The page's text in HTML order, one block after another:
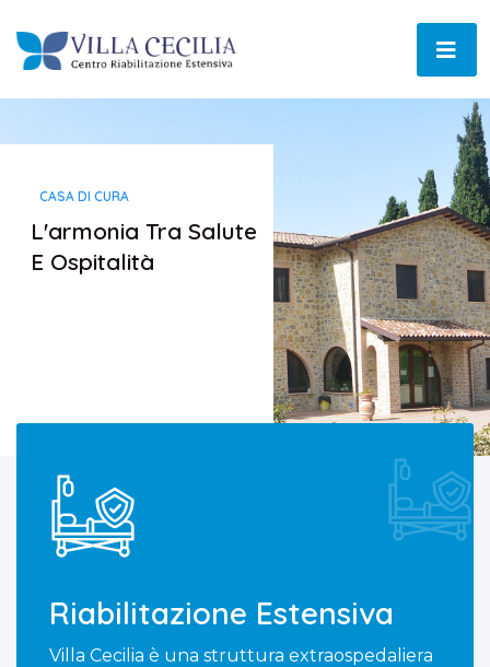
CASA DI CURA
L'armonia Tra Salute
E Ospitalità
Riabilitazione Estensiva
Villa Cecilia è una struttura extraospedaliera